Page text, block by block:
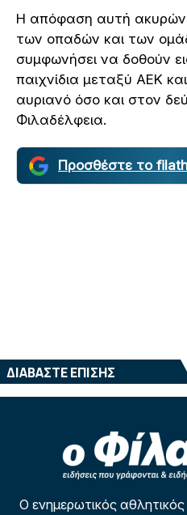
Η απόφαση αυτή
των οπαδών και των
συμφωνήσει να δοθούν
παιχνίδια μεταξύ ΑΕΚ
αυριανό όσο και στον
Φιλαδέλφεια.
Προσθέστε το
ΔΙΑΒΑΣΤΕ ΕΠΙΣΗΣ
Ο ενημερωτικός